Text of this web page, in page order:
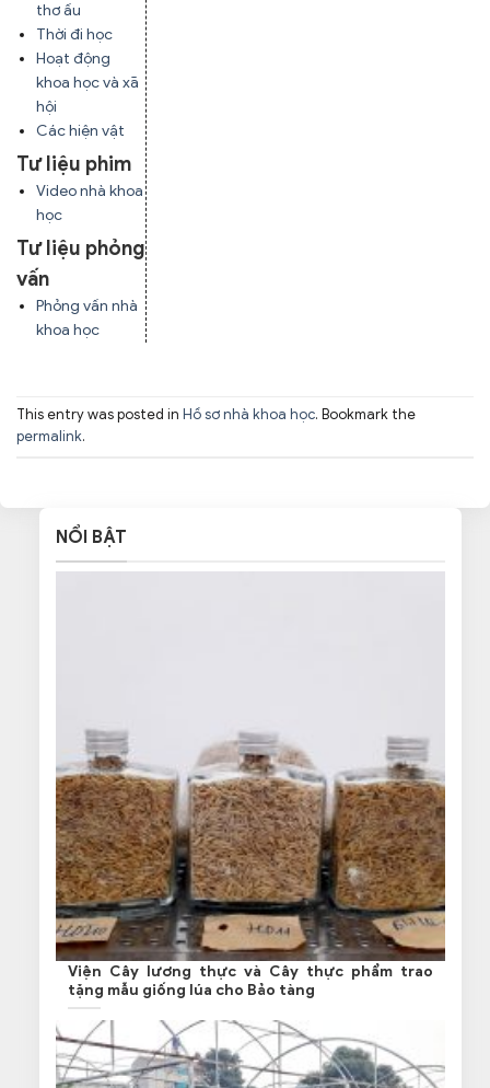
thơ ấu
Thời đi học
Hoạt động
khoa học và xã
hội
Các hiện vật
Tư liệu phim
Video nhà khoa
học
Tư liệu phỏng
vấn
Phỏng vấn nhà
khoa học
This entry was posted in Hồ sơ nhà khoa học. Bookmark the
permalink.
NỔI BẬT
Viện Cây lương thực và Cây thực phẩm trao
tặng mẫu giống lúa cho Bảo tàng